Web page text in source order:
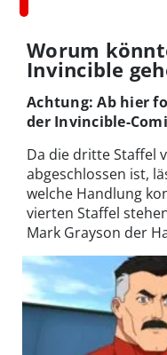
Worum
Invincible
Achtung: Ab hier
der Invincible-
Da die dritte Staffel
abgeschlossen ist,
welche Handlung
vierten Staffel
Mark Grayson der